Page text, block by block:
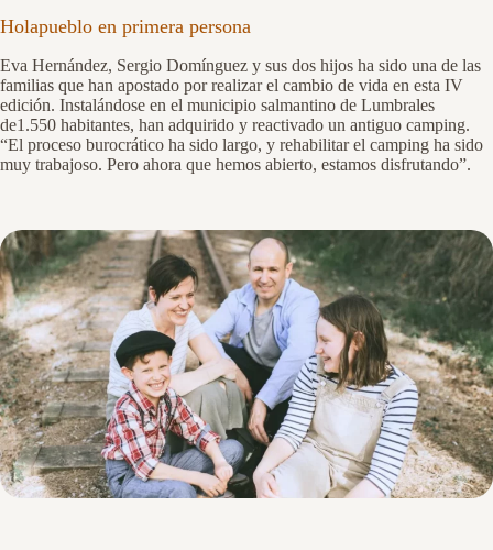
Holapueblo en primera persona
Eva Hernández, Sergio Domínguez y sus dos hijos ha sido una de las
familias que han apostado por realizar el cambio de vida en esta IV
edición. Instalándose en el municipio salmantino de Lumbrales
de1.550 habitantes, han adquirido y reactivado un antiguo camping.
“El proceso burocrático ha sido largo, y rehabilitar el camping ha sido
muy trabajoso. Pero ahora que hemos abierto, estamos disfrutando”.